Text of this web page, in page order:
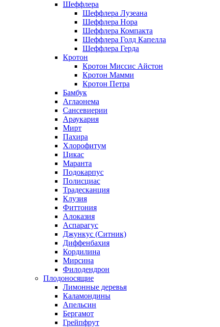
Шеффлера
Шеффлера Лузеана
Шеффлера Нора
Шеффлера Компакта
Шеффлера Голд Капелла
Шеффлера Герда
Кротон
Кротон Миссис Айстон
Кротон Мамми
Кротон Петра
Бамбук
Аглаонема
Сансевиерии
Араукария
Мирт
Пахира
Хлорофитум
Цикас
Маранта
Подокарпус
Полисциас
Традесканция
Клузия
Фиттония
Алоказия
Аспарагус
Джункус (Ситник)
Диффенбахия
Кордилина
Мирсина
Филодендрон
Плодоносящие
Лимонные деревья
Каламондины
Апельсин
Бергамот
Грейпфрут